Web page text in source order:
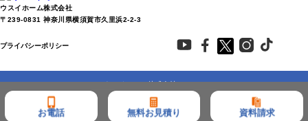
お電話 無料お見積り 資料請求
ウスイホーム株式会社
〒239-0831 神奈川県横須賀市久里浜2-2-3
プライバシーポリシー
Copyright © ウスイホーム株式会社 All Right Reserved.